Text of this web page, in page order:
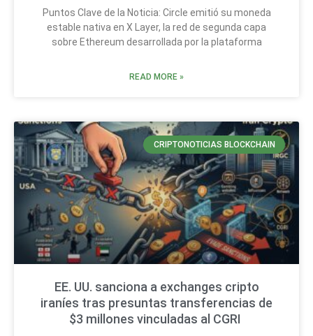
Puntos Clave de la Noticia: Circle emitió su moneda
estable nativa en X Layer, la red de segunda capa
sobre Ethereum desarrollada por la plataforma
READ MORE »
CRIPTONOTICIAS BLOCKCHAIN
EE. UU. sanciona a exchanges cripto
iraníes tras presuntas transferencias de
$3 millones vinculadas al CGRI